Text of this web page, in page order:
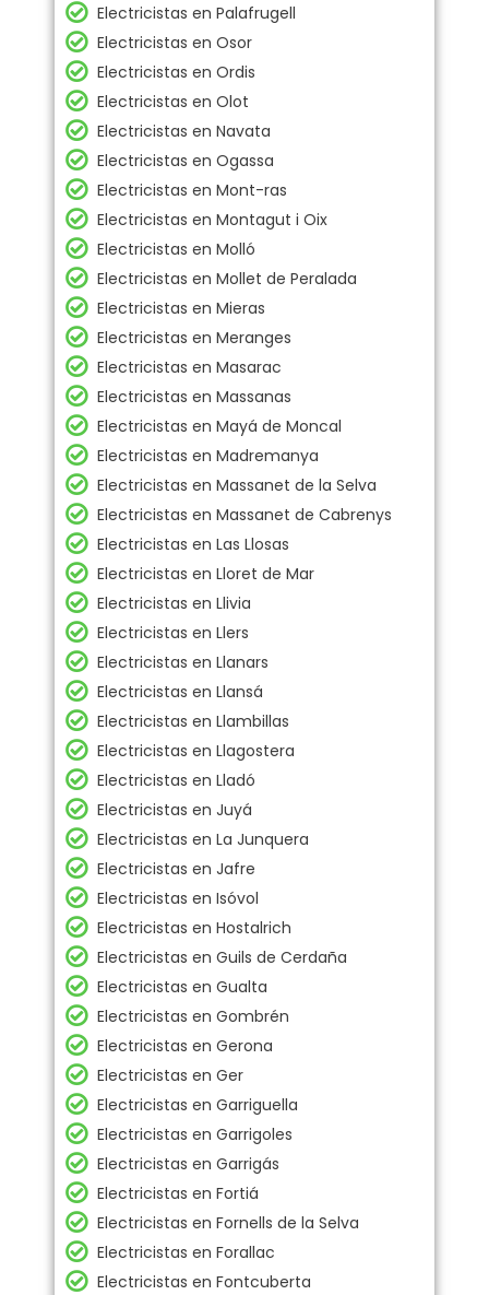
Electricistas en Palafrugell
Electricistas en Osor
Electricistas en Ordis
Electricistas en Olot
Electricistas en Navata
Electricistas en Ogassa
Electricistas en Mont-ras
Electricistas en Montagut i Oix
Electricistas en Molló
Electricistas en Mollet de Peralada
Electricistas en Mieras
Electricistas en Meranges
Electricistas en Masarac
Electricistas en Massanas
Electricistas en Mayá de Moncal
Electricistas en Madremanya
Electricistas en Massanet de la Selva
Electricistas en Massanet de Cabrenys
Electricistas en Las Llosas
Electricistas en Lloret de Mar
Electricistas en Llivia
Electricistas en Llers
Electricistas en Llanars
Electricistas en Llansá
Electricistas en Llambillas
Electricistas en Llagostera
Electricistas en Lladó
Electricistas en Juyá
Electricistas en La Junquera
Electricistas en Jafre
Electricistas en Isóvol
Electricistas en Hostalrich
Electricistas en Guils de Cerdaña
Electricistas en Gualta
Electricistas en Gombrén
Electricistas en Gerona
Electricistas en Ger
Electricistas en Garriguella
Electricistas en Garrigoles
Electricistas en Garrigás
Electricistas en Fortiá
Electricistas en Fornells de la Selva
Electricistas en Forallac
Electricistas en Fontcuberta